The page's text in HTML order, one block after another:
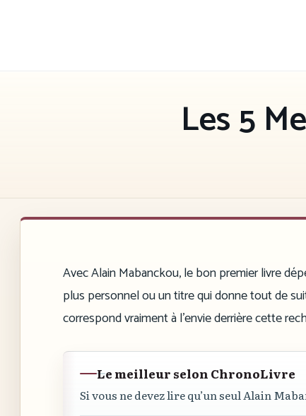
Les 5
Avec Alain Mabanckou, le bon premier livre
plus personnel ou un titre qui donne tout de
correspond vraiment à l’envie derrière cette
Le meilleur selon ChronoLivre
Si vous ne devez lire qu’un seul Alain